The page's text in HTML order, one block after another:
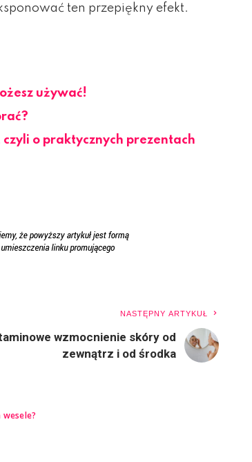
ten przepiękny efekt.
używać!
o praktycznych prezentach
NASTĘPNY ARTYKUŁ
wzmocnienie skóry od
zewnątrz i od środka